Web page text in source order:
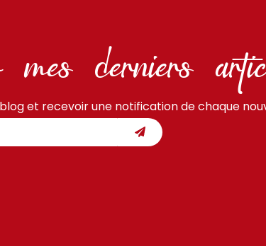
mes derniers
et recevoir une notification de chaque